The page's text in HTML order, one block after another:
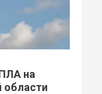
на
области